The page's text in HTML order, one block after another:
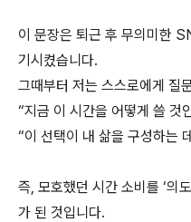
이 문장은 퇴근 후 무의미한
기시켰습니다.
그때부터 저는 스스로에게 질
“지금 이 시간을 어떻게 쓸 것
“이 선택이 내 삶을 구성하는
즉, 모호했던 시간 소비를 ‘의
가 된 것입니다.